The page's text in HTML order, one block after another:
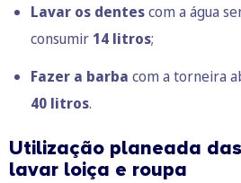
Lavar os dentescom a água
consumir 14 litros;
Fazer a barba com a torneira
40 litros.
Utilização planeada
lavar loiça e roupa